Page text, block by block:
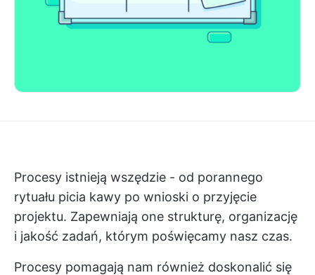
Procesy istnieją wszędzie - od porannego
rytuału picia kawy po wnioski o przyjęcie
projektu. Zapewniają one strukturę, organizację
i jakość zadań, którym poświęcamy nasz czas.
Procesy pomagają nam również doskonalić się